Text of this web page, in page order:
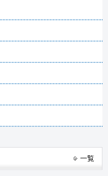
一覧